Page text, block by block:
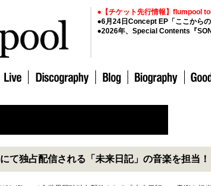
●【チケット先行情報】flumpool
●6月24日Concept EP「ここからの
●2026年、Special Contents『
て独占配信される「未来日記」の音楽を担当！